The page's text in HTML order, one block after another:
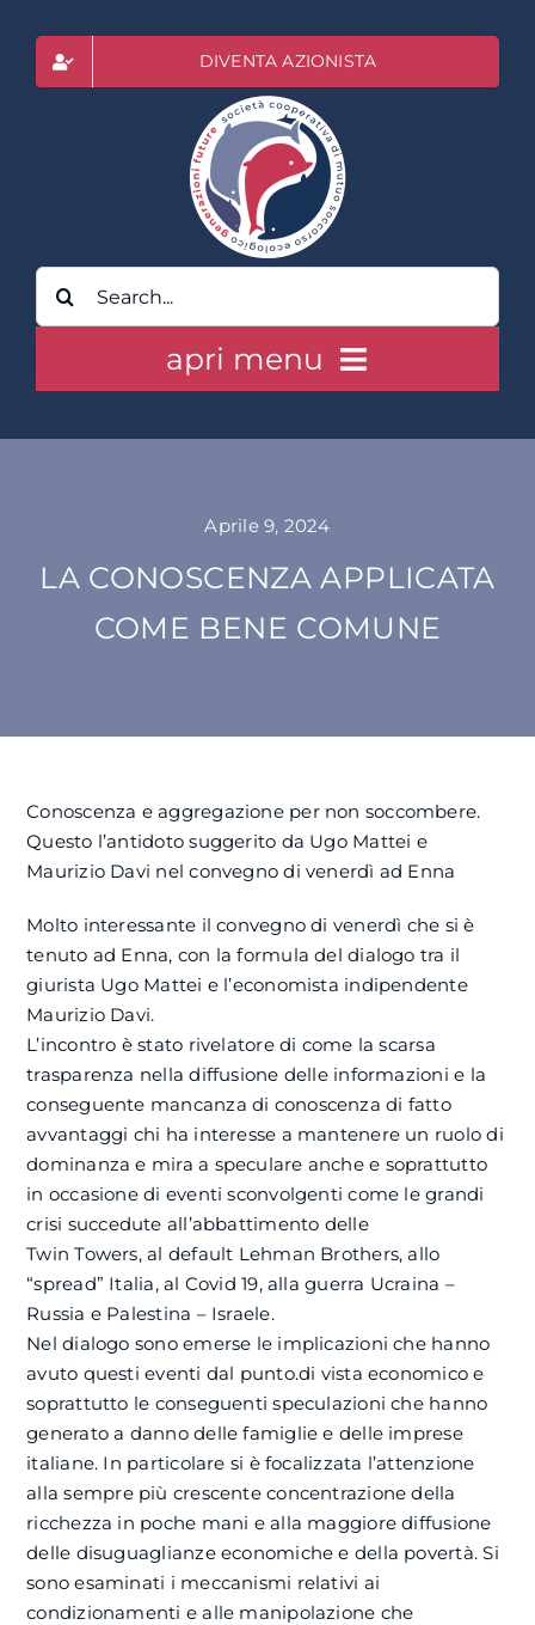
contenuto
DIVENTA AZIONISTA
Cerca
per:
apri menu
CLASS ACTION RAI
SU DI NOI
BENI COMUNI
NEWS
CONTATTI
Aprile 9, 2024
LA CONOSCENZA APPLICATA
COME BENE COMUNE
Conoscenza e aggregazione per non soccombere.
Questo l’antidoto suggerito da Ugo Mattei e
Maurizio Davi nel convegno di venerdì ad Enna
Molto interessante il convegno di venerdì che si è
tenuto ad Enna, con la formula del dialogo tra il
giurista Ugo Mattei e l’economista indipendente
Maurizio Davi.
L’incontro è stato rivelatore di come la scarsa
trasparenza nella diffusione delle informazioni e la
conseguente mancanza di conoscenza di fatto
avvantaggi chi ha interesse a mantenere un ruolo di
dominanza e mira a speculare anche e soprattutto
in occasione di eventi sconvolgenti come le grandi
crisi succedute all’abbattimento delle
Twin Towers, al default Lehman Brothers, allo
“spread” Italia, al Covid 19, alla guerra Ucraina –
Russia e Palestina – Israele.
Nel dialogo sono emerse le implicazioni che hanno
avuto questi eventi dal punto.di vista economico e
soprattutto le conseguenti speculazioni che hanno
generato a danno delle famiglie e delle imprese
italiane. In particolare si è focalizzata l’attenzione
alla sempre più crescente concentrazione della
ricchezza in poche mani e alla maggiore diffusione
delle disuguaglianze economiche e della povertà. Si
sono esaminati i meccanismi relativi ai
condizionamenti e alle manipolazione che